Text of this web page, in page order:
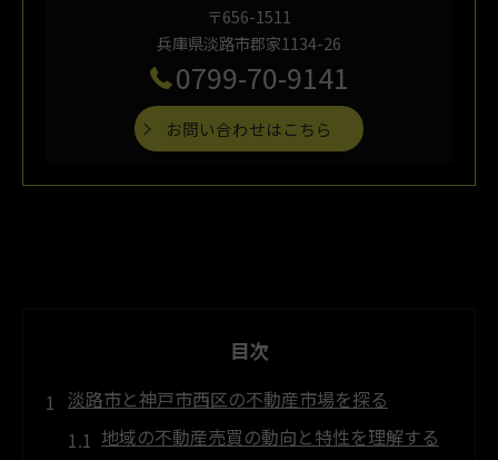
〒656-1511
兵庫県淡路市郡家1134-26
0799-70-9141
お問い合わせはこちら
目次
淡路市と神戸市西区の不動産市場を探る
地域の不動産売買の動向と特性を理解する